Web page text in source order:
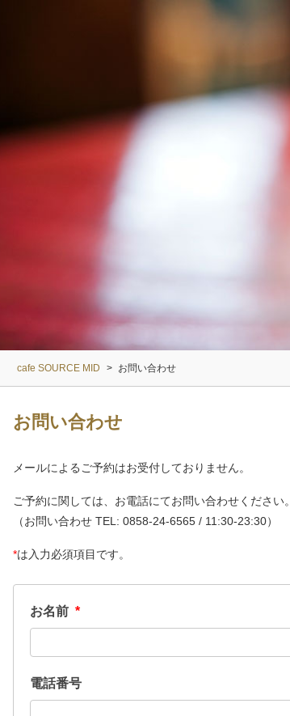
cafe SOURCE MID > お問い合わせ
お問い合わせ
メールによるご予約はお受付しておりません。
ご予約に関しては、お電話にてお問い合わせください。
（お問い合わせ TEL: 0858-24-6565 / 11:30-23:30）
*は入力必須項目です。
お名前 *
電話番号